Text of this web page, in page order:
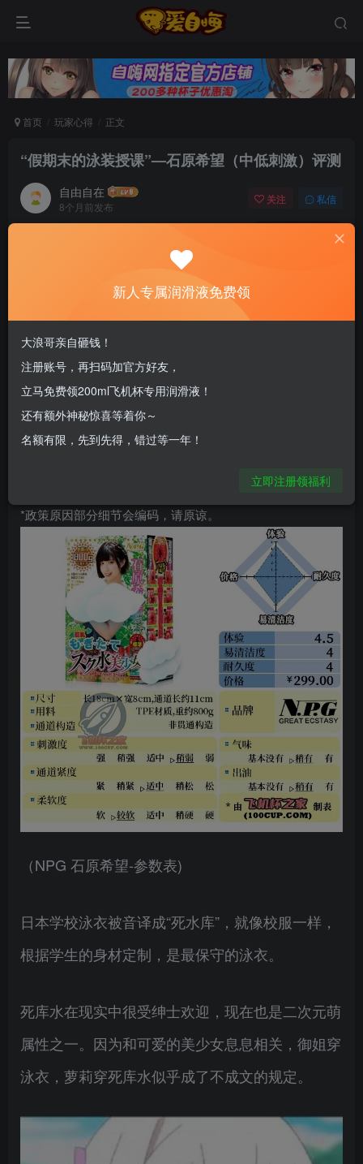
首页 玩家心得 正文
“假期末的泳装授课”—石原希望（中低刺激）评测
自由自在
8个月前发布
关注 私信
新老司机速来！注册自嗨网+扫码加好友，即
送200ml润滑液→
*文章的内容应尽可能客观。由于个人体质不同，
操作体验会因人而异，效果无法保证。
*手工测量会有误差，图文数据仅供参考，不作标
*政策原因部分细节会编码，请原谅。
（NPG 石原希望-参数表)
日本学校泳衣被音译成“死水库”，就像校服一样，
根据学生的身材定制，是最保守的泳衣。
死库水在现实中很受绅士欢迎，现在也是二次元萌
属性之一。因为和可爱的美少女息息相关，御姐穿
泳衣，萝莉穿死库水似乎成了不成文的规定。
新人专属润滑液免费领
大浪哥亲自砸钱！
注册账号，再扫码加官方好友，
立马免费领200ml飞机杯专用润滑液！
还有额外神秘惊喜等着你～
名额有限，先到先得，错过等一年！
立即注册领福利